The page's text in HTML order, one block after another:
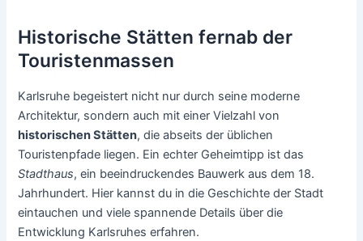
Historische Stätten fernab der
Touristenmassen
Karlsruhe begeistert nicht nur durch seine moderne
Architektur, sondern auch mit einer Vielzahl von
historischen Stätten, die abseits der üblichen
Touristenpfade liegen. Ein echter Geheimtipp ist das
Stadthaus, ein beeindruckendes Bauwerk aus dem 18.
Jahrhundert. Hier kannst du in die Geschichte der Stadt
eintauchen und viele spannende Details über die
Entwicklung Karlsruhes erfahren.